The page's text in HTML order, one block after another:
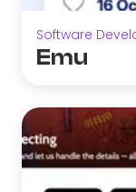
Software
Emu